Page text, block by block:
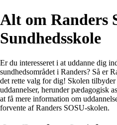
Alt om Randers
Sundhedsskole
Er du interesseret i at uddanne dig
sundhedsområdet i Randers? Så er
det rette valg for dig! Skolen
uddannelser, herunder pædagogisk
at få mere information om
forvente af Randers SOSU-skolen.